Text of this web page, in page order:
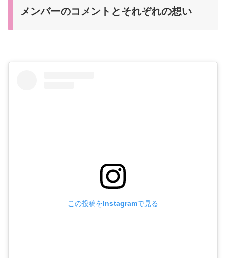
メンバーのコメントとそれぞれの想い
この投稿をInstagramで見る